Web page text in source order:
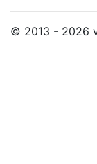
© 2013 - 2026